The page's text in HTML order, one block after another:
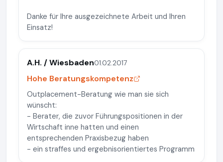
Danke für Ihre ausgezeichnete Arbeit und Ihren
Einsatz!
A.H. / Wiesbaden01.02.2017
Hohe Beratungskompetenz
Outplacement-Beratung wie man sie sich
wünscht:
- Berater, die zuvor Führungspositionen in der
Wirtschaft inne hatten und einen
entsprechenden Praxisbezug haben
- ein straffes und ergebnisorientiertes Programm